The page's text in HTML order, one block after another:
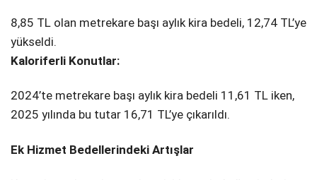
Instagram
8,85 TL olan metrekare başı aylık kira bedeli, 12,74 TL’ye
yükseldi.
Kaloriferli Konutlar:
2024’te metrekare başı aylık kira bedeli 11,61 TL iken,
2025 yılında bu tutar 16,71 TL’ye çıkarıldı.
Ek Hizmet Bedellerindeki Artışlar